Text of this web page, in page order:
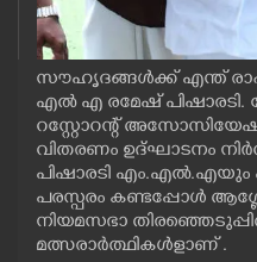
LIFESTYLE
SPIRITUAL
INFO+
സൗഹൃദങ്ങൾക്ക് എന്ത്
എൽ എ രമേഷ്
റസ്റ്റോറന്റ്
വിതരണം ഉദ്ഘാടനം
പിഷാരടി
പരസ്പരം കണ്ടപ്പോൾ
നിയമസഭാ
മത്സരാർത്ഥികൾളാണ് .